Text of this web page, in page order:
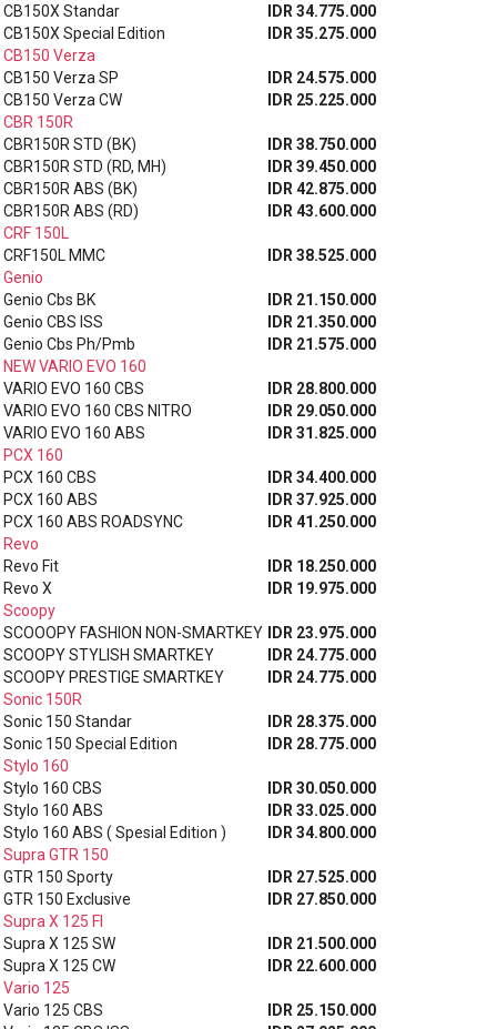
CB150X Standar
IDR 34.775.000
CB150X Special Edition
IDR 35.275.000
CB150 Verza
CB150 Verza SP
IDR 24.575.000
CB150 Verza CW
IDR 25.225.000
CBR 150R
CBR150R STD (BK)
IDR 38.750.000
CBR150R STD (RD, MH)
IDR 39.450.000
CBR150R ABS (BK)
IDR 42.875.000
CBR150R ABS (RD)
IDR 43.600.000
CRF 150L
CRF150L MMC
IDR 38.525.000
Genio
Genio Cbs BK
IDR 21.150.000
Genio CBS ISS
IDR 21.350.000
Genio Cbs Ph/Pmb
IDR 21.575.000
NEW VARIO EVO 160
VARIO EVO 160 CBS
IDR 28.800.000
VARIO EVO 160 CBS NITRO
IDR 29.050.000
VARIO EVO 160 ABS
IDR 31.825.000
PCX 160
PCX 160 CBS
IDR 34.400.000
PCX 160 ABS
IDR 37.925.000
PCX 160 ABS ROADSYNC
IDR 41.250.000
Revo
Revo Fit
IDR 18.250.000
Revo X
IDR 19.975.000
Scoopy
SCOOOPY FASHION NON-SMARTKEY
IDR 23.975.000
SCOOPY STYLISH SMARTKEY
IDR 24.775.000
SCOOPY PRESTIGE SMARTKEY
IDR 24.775.000
Sonic 150R
Sonic 150 Standar
IDR 28.375.000
Sonic 150 Special Edition
IDR 28.775.000
Stylo 160
Stylo 160 CBS
IDR 30.050.000
Stylo 160 ABS
IDR 33.025.000
Stylo 160 ABS ( Spesial Edition )
IDR 34.800.000
Supra GTR 150
GTR 150 Sporty
IDR 27.525.000
GTR 150 Exclusive
IDR 27.850.000
Supra X 125 FI
Supra X 125 SW
IDR 21.500.000
Supra X 125 CW
IDR 22.600.000
Vario 125
Vario 125 CBS
IDR 25.150.000